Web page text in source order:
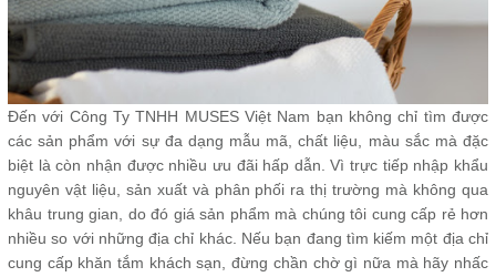
Đến với Công Ty TNHH MUSES Việt Nam bạn không chỉ tìm được
các sản phẩm với sự đa dạng mẫu mã, chất liệu, màu sắc mà đặc
biệt là còn nhận được nhiều ưu đãi hấp dẫn. Vì trực tiếp nhập khẩu
nguyên vật liệu, sản xuất và phân phối ra thị trường mà không qua
khâu trung gian, do đó giá sản phẩm mà chúng tôi cung cấp rẻ hơn
nhiều so với những địa chỉ khác. Nếu bạn đang tìm kiếm một địa chỉ
cung cấp khăn tắm khách sạn, đừng chần chờ gì nữa mà hãy nhấc